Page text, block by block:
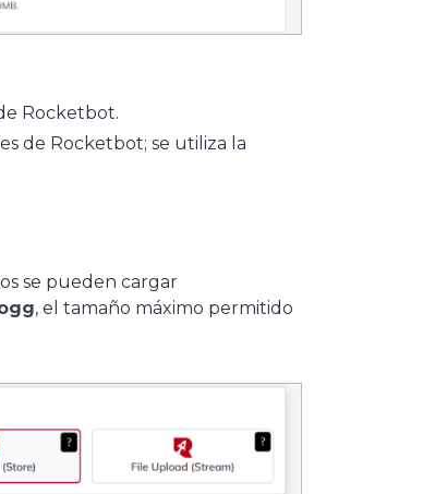
Rocketbot.
de Rocketbot; se utiliza la
se pueden cargar
, el tamaño máximo permitido